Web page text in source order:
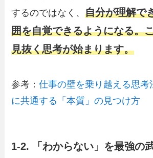
するのではなく、自分が理解で
囲を自覚できるようになる。
見抜く思考が始まります。
参考：仕事の壁を乗り越える思考
に共通する「本質」の見つけ方
1-2. 「わからない」を最強の